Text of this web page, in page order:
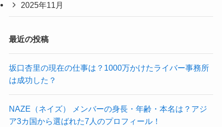
2025年11月
最近の投稿
坂口杏里の現在の仕事は？1000万かけたライバー事務所
は成功した？
NAZE（ネイズ） メンバーの身長・年齢・本名は？アジ
ア3カ国から選ばれた7人のプロフィール！